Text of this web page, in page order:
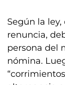
Según la
renuncia,
persona del
nómina.